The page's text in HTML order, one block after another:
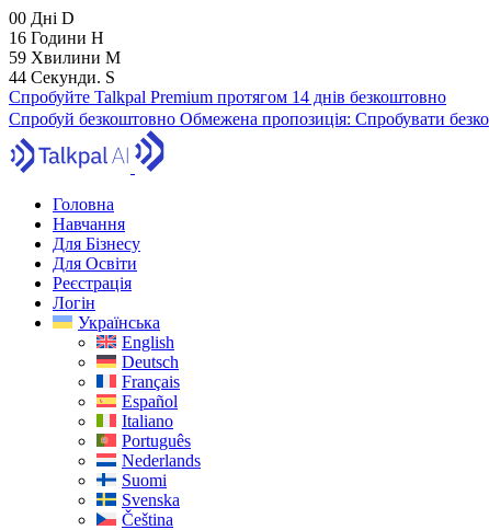
00 Дні D
16 Години H
59 Хвилини M
43 Секунди. S
Спробуйте Talkpal Premium протягом 14 днів безкоштовно
Спробуй безкоштовно Обмежена пропозиція: Спробувати
Головна
Навчання
Для Бізнесу
Для Освіти
Реєстрація
Логін
Українська
English
Deutsch
Français
Español
Italiano
Português
Nederlands
Suomi
Svenska
Čeština